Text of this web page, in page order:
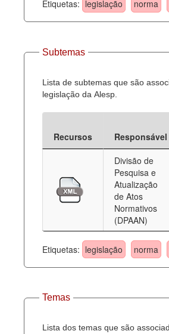
Etiquetas: legislação norma
Subtemas
Lista de subtemas que são
legislação da Alesp.
Recursos Responsável
Divisão de
Pesquisa e
Atualização
de Atos
Normativos
(DPAAN)
Etiquetas: legislação norma
Temas
Lista dos temas que são